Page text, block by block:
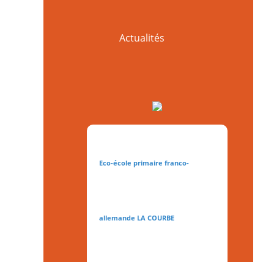
Actualités
Eco-école primaire franco-
allemande LA COURBE